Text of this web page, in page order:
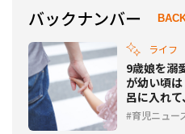
バックナンバー
ライフ
9歳娘を溺
が幼い頃
呂に入れて
育児ニュー